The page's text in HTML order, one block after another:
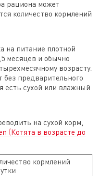
рациона может
количество кормлений
на питание плотной
месяцев и обычно
возрасту.
без предварительного
есть сухой или влажный
на сухой корм,
(Котята в возрасте до
кормлений